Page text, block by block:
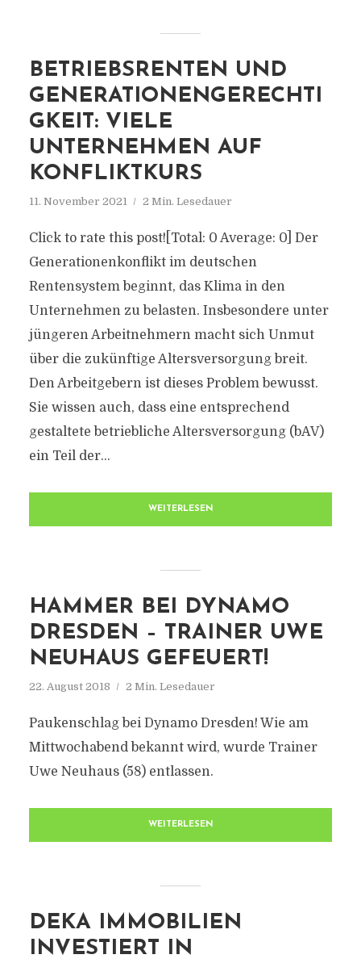
BETRIEBSRENTEN UND
GENERATIONENGERECHTI
GKEIT: VIELE
UNTERNEHMEN AUF
KONFLIKTKURS
11. November 2021 2 Min. Lesedauer
Click to rate this post![Total: 0 Average: 0] Der
Generationenkonflikt im deutschen
Rentensystem beginnt, das Klima in den
Unternehmen zu belasten. Insbesondere unter
jüngeren Arbeitnehmern macht sich Unmut
über die zukünftige Altersversorgung breit.
Den Arbeitgebern ist dieses Problem bewusst.
Sie wissen auch, dass eine entsprechend
gestaltete betriebliche Altersversorgung (bAV)
ein Teil der...
WEITERLESEN
HAMMER BEI DYNAMO
DRESDEN – TRAINER UWE
NEUHAUS GEFEUERT!
22. August 2018 2 Min. Lesedauer
Paukenschlag bei Dynamo Dresden! Wie am
Mittwochabend bekannt wird, wurde Trainer
Uwe Neuhaus (58) entlassen.
WEITERLESEN
DEKA IMMOBILIEN
INVESTIERT IN